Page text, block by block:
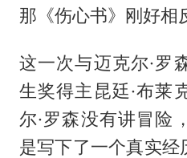
那《伤心书》刚好
这一次与迈克尔·罗
生奖得主昆廷·布莱
尔·罗森没有讲冒险
是写下了一个真实